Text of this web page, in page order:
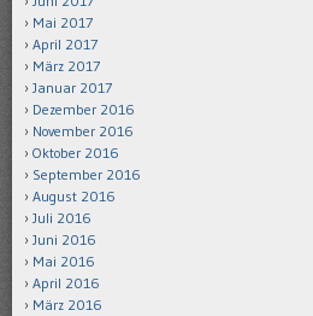
Mai 2017
April 2017
März 2017
Januar 2017
Dezember 2016
November 2016
Oktober 2016
September 2016
August 2016
Juli 2016
Juni 2016
Mai 2016
April 2016
März 2016